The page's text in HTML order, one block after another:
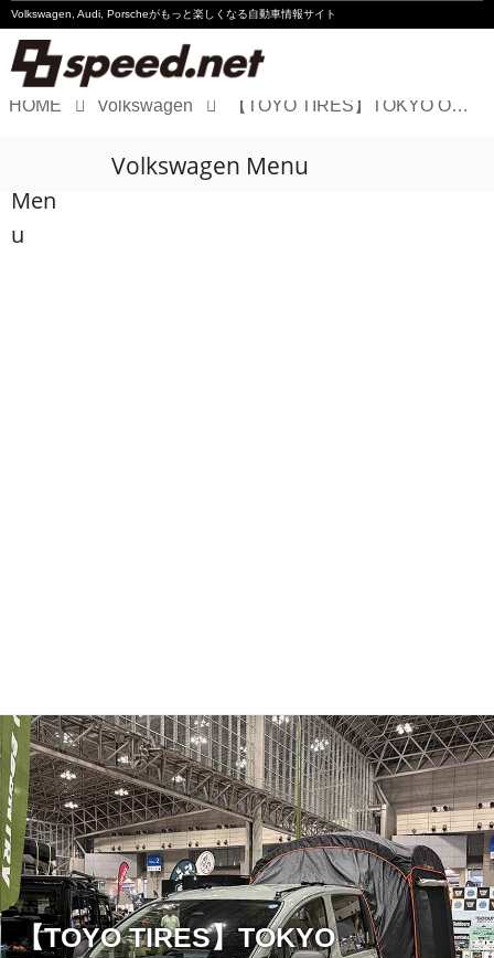
Volkswagen, Audi, Porscheがもっと楽しくなる自動車情報サイト
Audi
HOME Volkswagen 【TOYO TIRES】TOKYO OUTDOOR SHOW 2026でアウトドアスタイルを提案
Men
u
Volkswagen Menu
【TOYO TIRES】TOKYO